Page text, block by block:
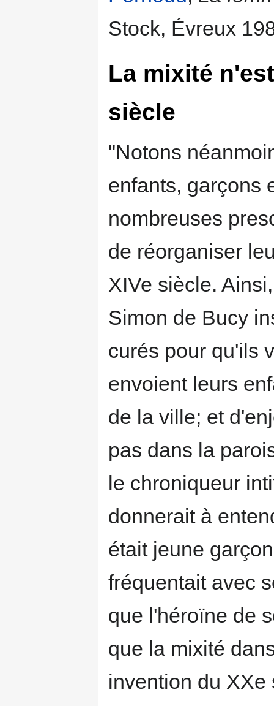
Stock, Évreux
La mixité
siècle
"Notons
enfants, garçons
nombreuses
de réorganiser
XIVe siècle.
Simon de Bucy
curés pour qu'ils
envoient leurs
de la ville; et
pas dans la
le chroniqueur
donnerait à
était jeune
fréquentait avec
que l'héroïne de
que la mixité
invention du XXe